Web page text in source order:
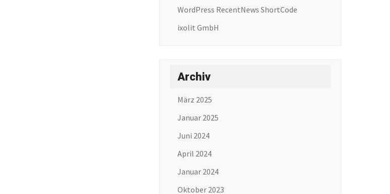
WordPress RecentNews ShortCode
ixolit GmbH
Archiv
März 2025
Januar 2025
Juni 2024
April 2024
Januar 2024
Oktober 2023